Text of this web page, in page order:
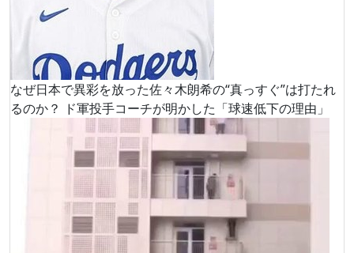
なぜ日本で異彩を放った佐々木朗希の“真っすぐ”は打たれ
るのか？ ド軍投手コーチが明かした「球速低下の理由」